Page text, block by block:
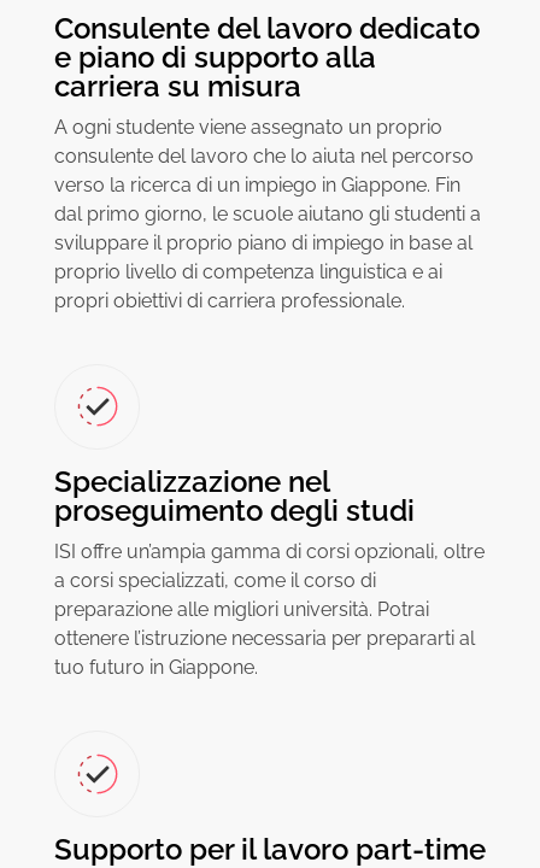
Consulente del lavoro dedicato
e piano di supporto alla
carriera su misura
A ogni studente viene assegnato un proprio
consulente del lavoro che lo aiuta nel percorso
verso la ricerca di un impiego in Giappone. Fin
dal primo giorno, le scuole aiutano gli studenti a
sviluppare il proprio piano di impiego in base al
proprio livello di competenza linguistica e ai
propri obiettivi di carriera professionale.
Specializzazione nel
proseguimento degli studi
ISI offre un’ampia gamma di corsi opzionali, oltre
a corsi specializzati, come il corso di
preparazione alle migliori università. Potrai
ottenere l’istruzione necessaria per prepararti al
tuo futuro in Giappone.
Supporto per il lavoro part-time